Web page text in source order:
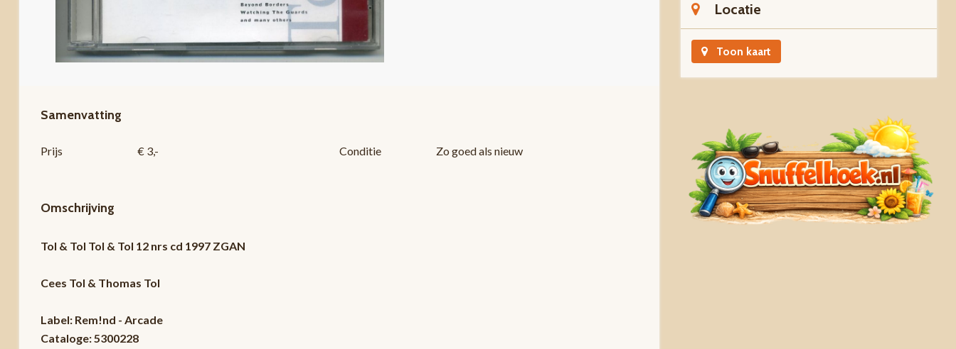
Samenvatting
Prijs € 3,- Conditie Zo goed als nieuw
Omschrijving
Tol & Tol Tol & Tol 12 nrs cd 1997 ZGAN
Cees Tol & Thomas Tol
Label: Rem!nd - Arcade
Cataloge: 5300228
Locatie
Toon kaart